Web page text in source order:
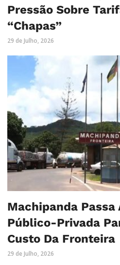
Pressão Sobre
“Chapas”
29 de Julho, 2026
Machipanda Passa
Público-Privada
Custo Da Fronteira
29 de Julho, 2026